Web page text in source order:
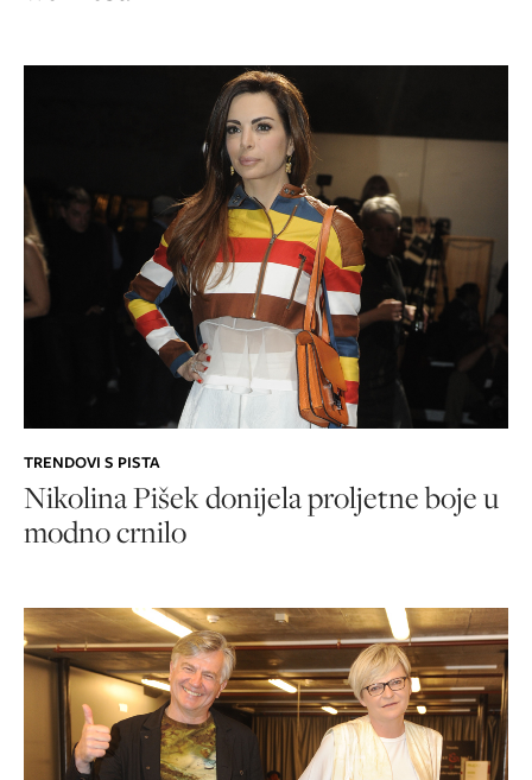
TRENDOVI S PISTA
Nikolina Pišek donijela proljetne boje u
modno crnilo